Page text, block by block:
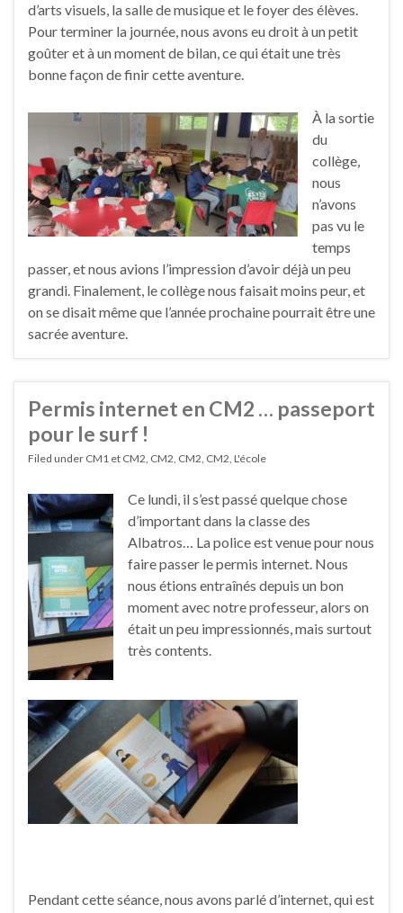
d’arts visuels, la salle de musique et le foyer des élèves.
Pour terminer la journée, nous avons eu droit à un petit
goûter et à un moment de bilan, ce qui était une très
bonne façon de finir cette aventure.
À la sortie
du
collège,
nous
n’avons
pas vu le
temps
passer, et nous avions l’impression d’avoir déjà un peu
grandi. Finalement, le collège nous faisait moins peur, et
on se disait même que l’année prochaine pourrait être une
sacrée aventure.
Permis internet en CM2 … passeport
pour le surf !
Filed under CM1 et CM2, CM2, CM2, CM2, L'école
Ce lundi, il s’est passé quelque chose
d’important dans la classe des
Albatros… La police est venue pour nous
faire passer le permis internet. Nous
nous étions entraînés depuis un bon
moment avec notre professeur, alors on
était un peu impressionnés, mais surtout
très contents.
Pendant cette séance, nous avons parlé d’internet, qui est